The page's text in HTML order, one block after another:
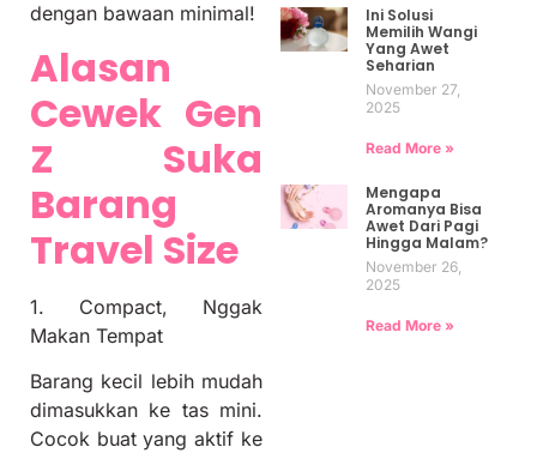
dengan bawaan minimal!
Alasan
Cewek Gen
Z Suka
Barang
Travel Size
1. Compact, Nggak
Makan Tempat
Barang kecil lebih mudah
dimasukkan ke tas mini.
Cocok buat yang aktif ke
Ini Solusi
Memilih Wangi
Yang Awet
Seharian
November 27,
2025
Read More »
Mengapa
Aromanya Bisa
Awet Dari Pagi
Hingga Malam?
November 26,
2025
Read More »